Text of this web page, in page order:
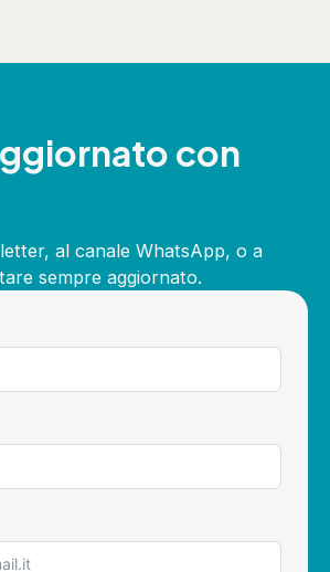
con
al canale WhatsApp, o a
sempre aggiornato.